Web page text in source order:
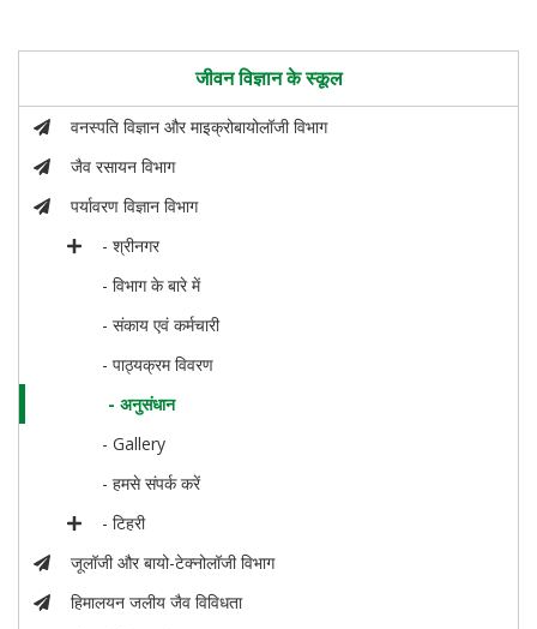
जीवन विज्ञान के स्कूल
वनस्पति विज्ञान और माइक्रोबायोलॉजी विभाग
जैव रसायन विभाग
पर्यावरण विज्ञान विभाग
- श्रीनगर
- विभाग के बारे में
- संकाय एवं कर्मचारी
- पाठ्यक्रम विवरण
- अनुसंधान
- Gallery
- हमसे संपर्क करें
- टिहरी
जूलॉजी और बायो-टेक्नोलॉजी विभाग
हिमालयन जलीय जैव विविधता